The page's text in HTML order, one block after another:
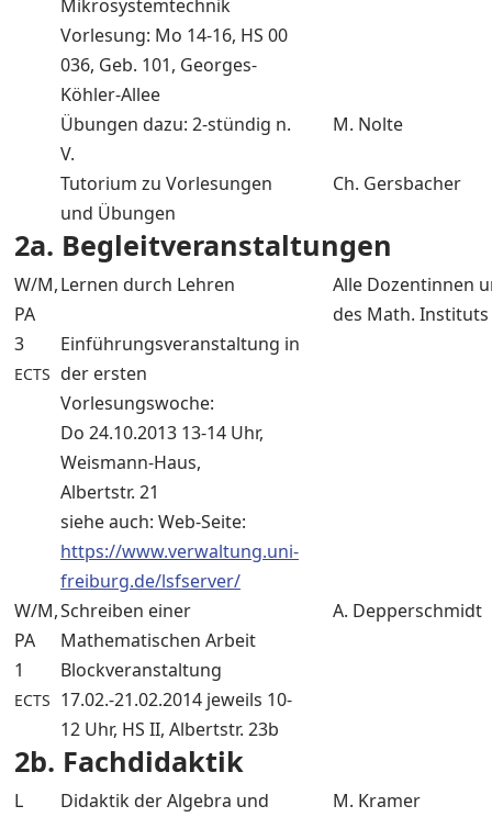
Mikrosystemtechnik
Vorlesung: Mo 14-16, HS 00
036, Geb. 101, Georges-
Köhler-Allee
Übungen dazu: 2-stündig n.
V.
M. Nolte
Tutorium zu Vorlesungen
und Übungen
Ch. Gersbacher
2a. Begleitveranstaltungen
W/M,
PA
Lernen durch Lehren
Alle Dozentinnen
des Math. Instituts
3
ECTS
Einführungsveranstaltung in
der ersten
Vorlesungswoche:
Do 24.10.2013 13-14 Uhr,
Weismann-Haus,
Albertstr. 21
siehe auch: Web-Seite:
https://www.verwaltung.uni-
freiburg.de/lsfserver/
W/M,
PA
Schreiben einer
Mathematischen Arbeit
A. Depperschmidt
1
ECTS
Blockveranstaltung
17.02.-21.02.2014 jeweils 10-
12 Uhr, HS II, Albertstr. 23b
2b. Fachdidaktik
L
Didaktik der Algebra und
M. Kramer